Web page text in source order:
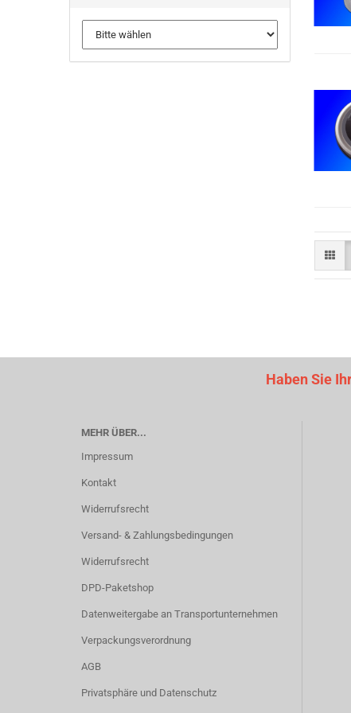
Haben Sie
MEHR ÜBER...
Impressum
Kontakt
Widerrufsrecht
Versand- & Zahlungsbedingungen
Widerrufsrecht
DPD-Paketshop
Datenweitergabe an Transportunternehmen
Verpackungsverordnung
AGB
Privatsphäre und Datenschutz